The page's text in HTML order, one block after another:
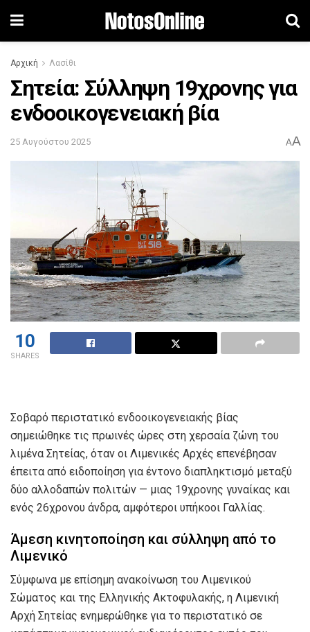
Αρχική Λασίθι
Σητεία: Σύλληψη 19χρονης για
ενδοοικογενειακή βία
25 Αυγούστου 2025 AA
10
SHARES
Σοβαρό περιστατικό ενδοοικογενειακής βίας
σημειώθηκε τις πρωινές ώρες στη χερσαία ζώνη του
λιμένα Σητείας, όταν οι Λιμενικές Αρχές επενέβησαν
έπειτα από ειδοποίηση για έντονο διαπληκτισμό μεταξύ
δύο αλλοδαπών πολιτών — μιας 19χρονης γυναίκας και
ενός 26χρονου άνδρα, αμφότεροι υπήκοοι Γαλλίας.
Άμεση κινητοποίηση και σύλληψη από το
Λιμενικό
Σύμφωνα με επίσημη ανακοίνωση του Λιμενικού
Σώματος και της Ελληνικής Ακτοφυλακής, η Λιμενική
Αρχή Σητείας ενημερώθηκε για το περιστατικό σε